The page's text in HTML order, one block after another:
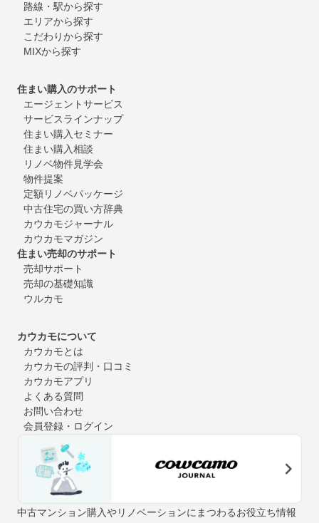
路線・駅から探す
エリアから探す
こだわりから探す
MIXから探す
住まい購入のサポート
エージェントサービス
サービスラインナップ
住まい購入セミナー
住まい購入相談
リノベ物件見学会
物件提案
定額リノベパッケージ
中古住宅の買い方辞典
カウカモジャーナル
カウカモマガジン
住まい売却のサポート
売却サポート
売却の基礎知識
ウルカモ
カウカモについて
カウカモとは
カウカモの評判・口コミ
カウカモアプリ
よくある質問
お問い合わせ
会員登録・ログイン
中古マンション購入やリノベーションにまつわるお役立ち情報